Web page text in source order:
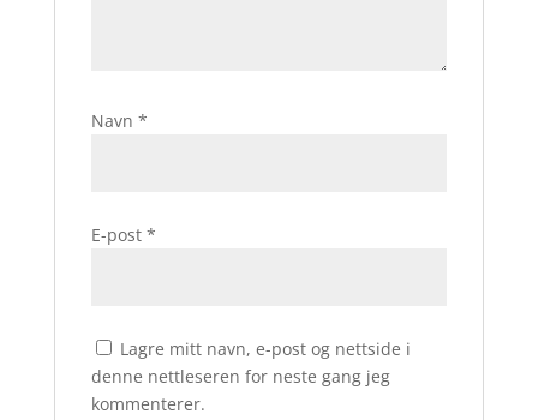
Navn *
E-post *
Lagre mitt navn, e-post og nettside i
denne nettleseren for neste gang jeg
kommenterer.